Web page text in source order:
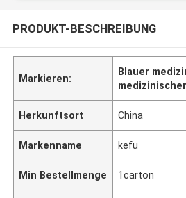
PRODUKT-BESCHREIBUNG
Markieren:
Blauer
Herkunftsort China
Markenname kefu
Min Bestellmenge 1carton